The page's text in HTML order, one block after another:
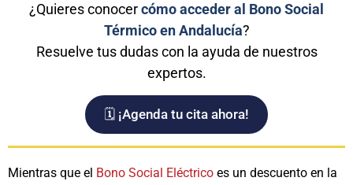
¿Quieres conocercómo acceder al Bono Social
Térmico en Andalucía?
Resuelve tus dudas con la ayuda de nuestros
expertos.
🗓️ ¡Agenda tu cita ahora!
Mientras que el Bono Social Eléctrico es un descuento en la